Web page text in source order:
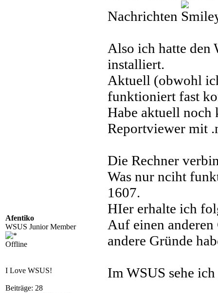
Afentiko
WSUS Junior Member
Offline
I Love WSUS!
Beiträge: 28
Nachrichten
Also ich hatte den
installiert.
Aktuell (obwohl
funktioniert fast
Habe aktuell noch
Reportviewer mit
Die Rechner
Was nur nciht
1607.
HIer erhalte ich
Auf einen
andere Gründe
Im WSUS sehe